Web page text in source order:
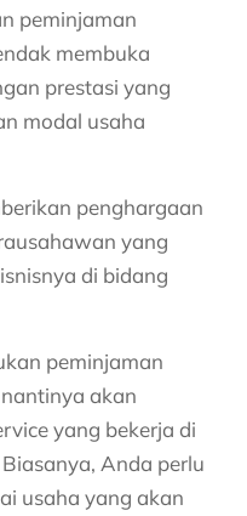
peminjaman
membuka
prestasi yang
modal usaha
penghargaan
yang
di bidang
peminjaman
akan
yang bekerja di
Anda perlu
usaha yang akan